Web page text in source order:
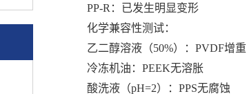
PP-R：已发生明显变形
化学兼容性测试：
乙二醇溶液（50%）：PVDF增
冷冻机油：PEEK无溶胀
酸洗液（pH=2）：PPS无腐蚀